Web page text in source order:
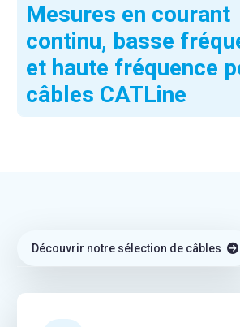
Mesures en courant
continu, basse
et haute fréquence
câbles CATLine
Découvrir notre sélection de câbles